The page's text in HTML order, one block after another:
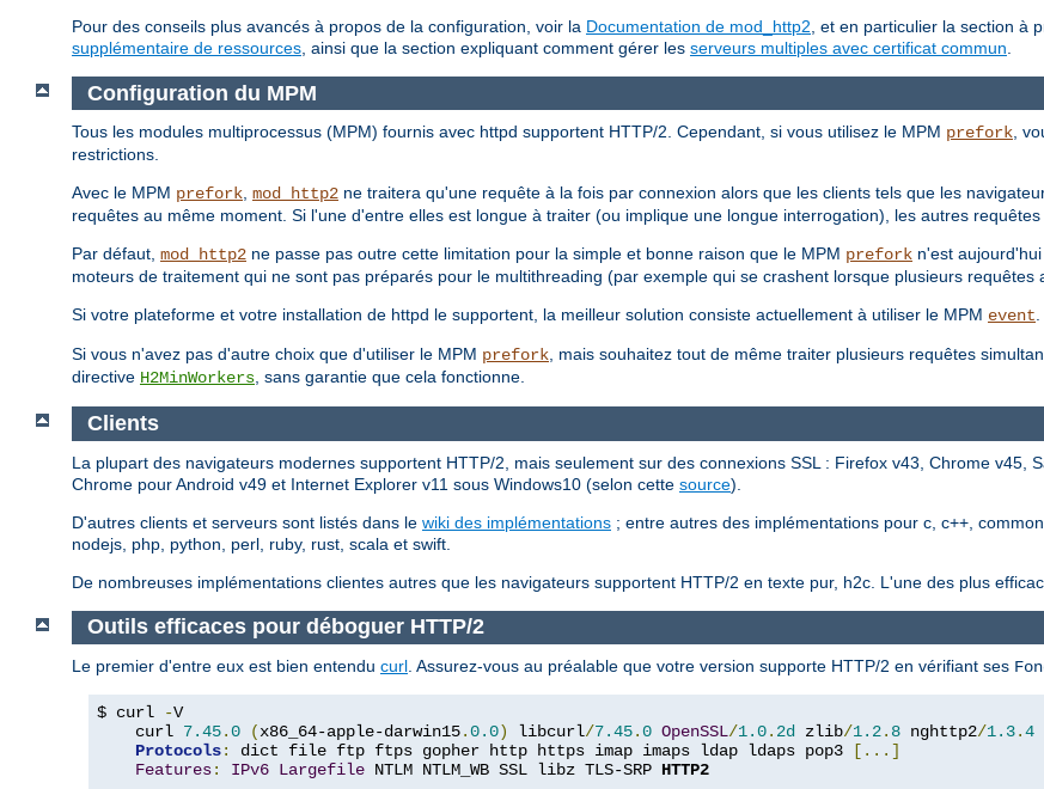
Pour des conseils plus avancés à propos de la configuration, voir la Documentation de mod_http2 , et en particulier la section à
supplémentaire de ressources , ainsi que la section expliquant comment gérer les serveurs multiples avec certificat commun
Configuration du MPM
Tous les modules multiprocessus (MPM) fournis avec httpd supportent HTTP/2. Cependant, si vous utilisez le MPM prefork,
restrictions.
Avec le MPM prefork, mod_http2 ne traitera qu'une requête à la fois par connexion alors que les clients tels que les
requêtes au même moment. Si l'une d'entre elles est longue à traiter (ou implique une longue interrogation), les autres
Par défaut, mod_http2 ne passe pas outre cette limitation pour la simple et bonne raison que le MPM prefork n'est
moteurs de traitement qui ne sont pas préparés pour le multithreading (par exemple qui se crashent lorsque plusieurs requêtes
Si votre plateforme et votre installation de httpd le supportent, la meilleur solution consiste actuellement à utiliser le MPM event.
Si vous n'avez pas d'autre choix que d'utiliser le MPM prefork, mais souhaitez tout de même traiter plusieurs requêtes
directive H2MinWorkers, sans garantie que cela fonctionne.
Clients
La plupart des navigateurs modernes supportent HTTP/2, mais seulement sur des connexions SSL : Firefox v43, Chrome v45,
Chrome pour Android v49 et Internet Explorer v11 sous Windows10 (selon cette source).
D'autres clients et serveurs sont listés dans le wiki des implémentations ; entre autres des implémentations pour c, c++,
nodejs, php, python, perl, ruby, rust, scala et swift.
De nombreuses implémentations clientes autres que les navigateurs supportent HTTP/2 en texte pur, h2c. L'une des plus
Outils efficaces pour déboguer HTTP/2
Le premier d'entre eux est bien entendu curl . Assurez-vous au préalable que votre version supporte HTTP/2 en vérifiant ses
$ curl -V
    curl
7.45.0 (x86_64-apple-darwin15.0.0) libcurl/7.45.0 OpenSSL/1.0. 2d zlib/1.2. 8 nghttp2/1.3.4
Protocols: dict file ftp ftps gopher http https imap imaps ldap ldaps pop3
[...]
Features: IPv6 Largefile NTLM NTLM_WB SSL libz TLS-SRP HTTP2